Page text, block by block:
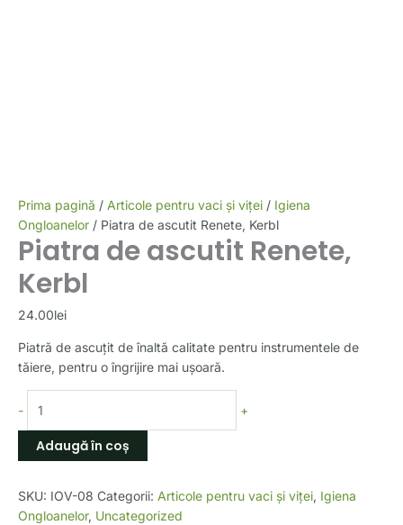
Prima pagină / Articole pentru vaci și viței / Igiena
Ongloanelor / Piatra de ascutit Renete, Kerbl
Piatra de ascutit Renete,
Kerbl
24.00lei
Piatră de ascuțit de înaltă calitate pentru instrumentele de
tăiere, pentru o îngrijire mai ușoară.
- +
Adaugă în coș
SKU: IOV-08 Categorii: Articole pentru vaci și viței, Igiena
Ongloanelor, Uncategorized